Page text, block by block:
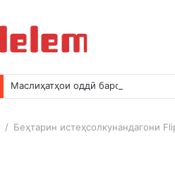
Маслиҳатҳои оддӣ барои озод
/ Беҳтарин истеҳсолкунандагони